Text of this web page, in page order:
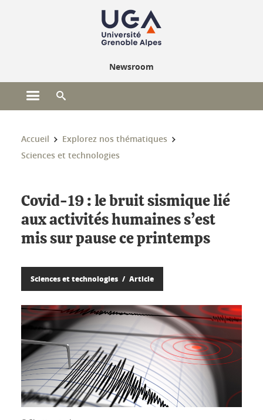
Newsroom
Ouvrir le menu principal
Vous êtes ici :
Accueil
Explorez nos thématiques
Sciences et technologies
Covid-19 : le bruit sismique lié
aux activités humaines s’est
mis sur pause ce printemps
Sciences et technologies Article